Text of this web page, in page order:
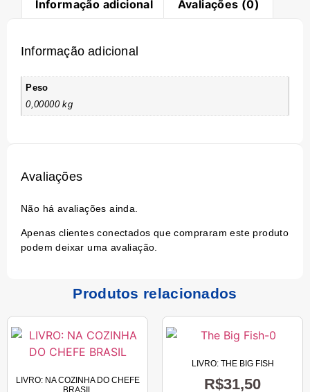
Informação adicional Avaliações (0)
Informação adicional
Peso
0,00000 kg
Avaliações
Não há avaliações ainda.
Apenas clientes conectados que compraram este produto
podem deixar uma avaliação.
Produtos relacionados
LIVRO: NA COZINHA DO CHEFE
BRASIL
LIVRO: THE BIG FISH
R$31,50